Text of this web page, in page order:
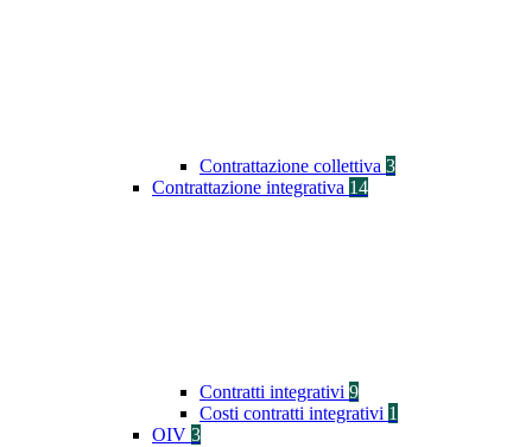
Contrattazione collettiva 3
Contrattazione integrativa 14
Contratti integrativi 9
Costi contratti integrativi 1
OIV 3